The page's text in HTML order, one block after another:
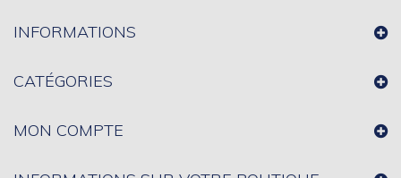
INFORMATIONS
CATÉGORIES
MON COMPTE